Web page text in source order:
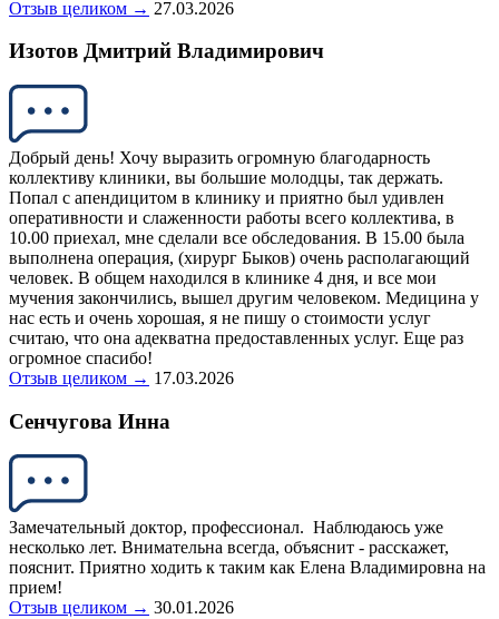
Отзыв целиком → 27.03.2026
Изотов Дмитрий Владимирович
Добрый день! Хочу выразить огромную благодарность
коллективу клиники, вы большие молодцы, так держать.
Попал с апендицитом в клинику и приятно был удивлен
оперативности и слаженности работы всего коллектива, в
10.00 приехал, мне сделали все обследования. В 15.00 была
выполнена операция, (хирург Быков) очень располагающий
человек. В общем находился в клинике 4 дня, и все мои
мучения закончились, вышел другим человеком. Медицина у
нас есть и очень хорошая, я не пишу о стоимости услуг
считаю, что она адекватна предоставленных услуг. Еще раз
огромное спасибо!
Отзыв целиком → 17.03.2026
Сенчугова Инна
Замечательный доктор, профессионал. Наблюдаюсь уже
несколько лет. Внимательна всегда, объяснит - расскажет,
пояснит. Приятно ходить к таким как Елена Владимировна на
прием!
Отзыв целиком → 30.01.2026